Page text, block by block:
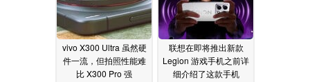
vivo X300 Ultra 虽然硬
件一流，但拍照性能难
比 X300 Pro 强
联想在即将推出新款
Legion 游戏手机之前详
细介绍了这款手机